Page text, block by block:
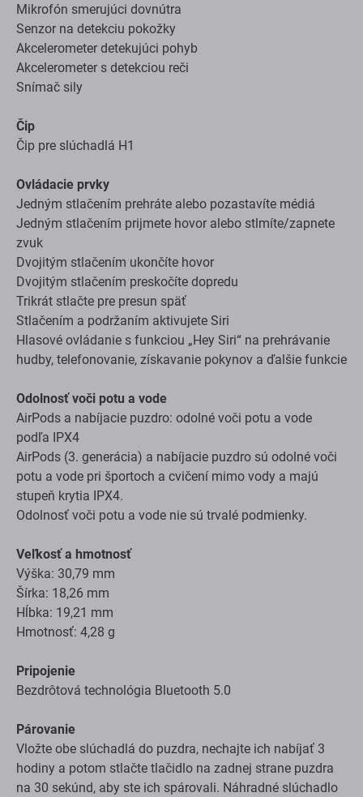
Mikrofón smerujúci dovnútra
Senzor na detekciu pokožky
Akcelerometer detekujúci pohyb
Akcelerometer s detekciou reči
Snímač sily
Čip
Čip pre slúchadlá H1
Ovládacie prvky
Jedným stlačením prehráte alebo pozastavíte médiá
Jedným stlačením prijmete hovor alebo stlmíte/zapnete
zvuk
Dvojitým stlačením ukončíte hovor
Dvojitým stlačením preskočíte dopredu
Trikrát stlačte pre presun späť
Stlačením a podržaním aktivujete Siri
Hlasové ovládanie s funkciou „Hey Siri“ na prehrávanie
hudby, telefonovanie, získavanie pokynov a ďalšie funkcie
Odolnosť voči potu a vode
AirPods a nabíjacie puzdro: odolné voči potu a vode
podľa IPX4
AirPods (3. generácia) a nabíjacie puzdro sú odolné voči
potu a vode pri športoch a cvičení mimo vody a majú
stupeň krytia IPX4.
Odolnosť voči potu a vode nie sú trvalé podmienky.
Veľkosť a hmotnosť
Výška: 30,79 mm
Šírka: 18,26 mm
Hĺbka: 19,21 mm
Hmotnosť: 4,28 g
Pripojenie
Bezdrôtová technológia Bluetooth 5.0
Párovanie
Vložte obe slúchadlá do puzdra, nechajte ich nabíjať 3
hodiny a potom stlačte tlačidlo na zadnej strane puzdra
na 30 sekúnd, aby ste ich spárovali. Náhradné slúchadlo